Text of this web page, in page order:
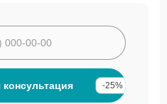
консультация -25%